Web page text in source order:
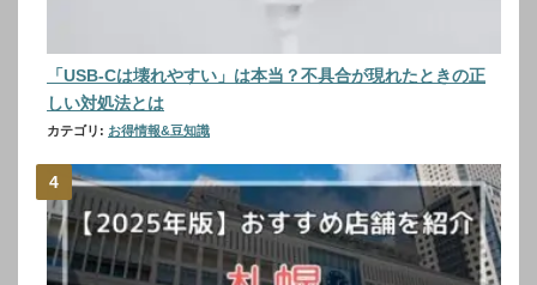
「USB-Cは壊れやすい」は本当？不具合が現れたときの正
しい対処法とは
カテゴリ: お得情報&豆知識